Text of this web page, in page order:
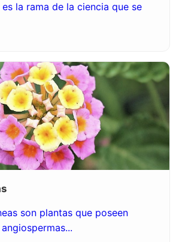
la rama de la ciencia que se
son plantas que poseen